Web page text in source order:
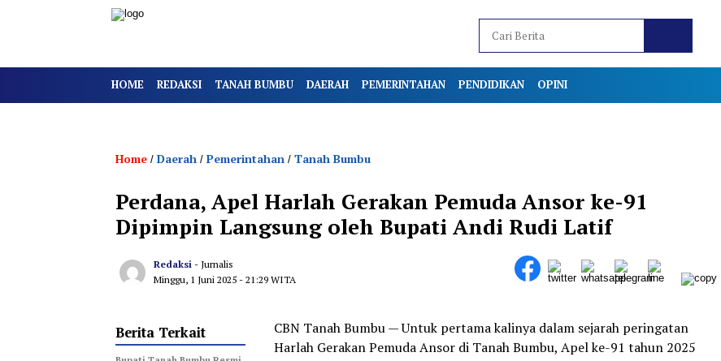
HOME REDAKSI TANAH BUMBU DAERAH PEMERINTAHAN PENDIDIKAN OPINI
Home / Daerah / Pemerintahan / Tanah Bumbu
Perdana, Apel Harlah Gerakan Pemuda Ansor ke-91
Dipimpin Langsung oleh Bupati Andi Rudi Latif
Redaksi - Jurnalis
Minggu, 1 Juni 2025 - 21:29 WITA
CBN Tanah Bumbu — Untuk pertama kalinya dalam sejarah peringatan
Harlah Gerakan Pemuda Ansor di Tanah Bumbu, Apel ke-91 tahun 2025
Berita Terkait